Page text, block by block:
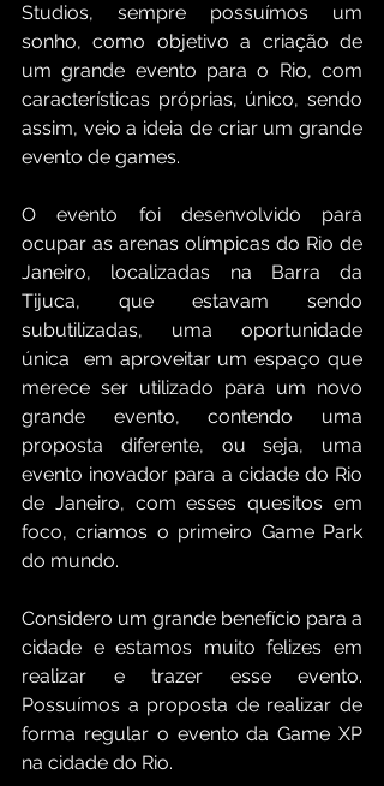
Studios, sempre possuímos um
sonho, como objetivo a criação de
um grande evento para o Rio, com
características próprias, único, sendo
assim, veio a ideia de criar um grande
evento de games.
O evento foi desenvolvido para
ocupar as arenas olímpicas do Rio de
Janeiro, localizadas na Barra da
Tijuca, que estavam sendo
subutilizadas, uma oportunidade
única  em aproveitar um espaço que
merece ser utilizado para um novo
grande evento, contendo uma
proposta diferente, ou seja, uma
evento inovador para a cidade do Rio
de Janeiro, com esses quesitos em
foco, criamos o primeiro Game Park
do mundo.
Considero um grande benefício para a
cidade e estamos muito felizes em
realizar e trazer esse evento.
Possuímos a proposta de realizar de
forma regular o evento da Game XP
na cidade do Rio.